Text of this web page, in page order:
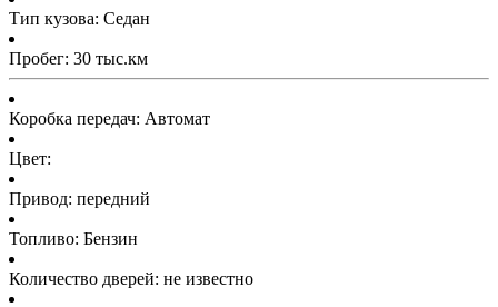
Тип кузова: Седан
Пробег: 30 тыс.км
Коробка передач: Автомат
Цвет:
Привод: передний
Топливо: Бензин
Количество дверей: не известно